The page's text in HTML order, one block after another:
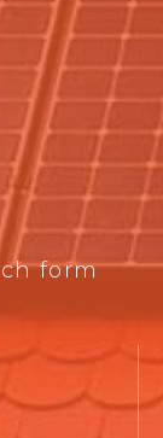
form